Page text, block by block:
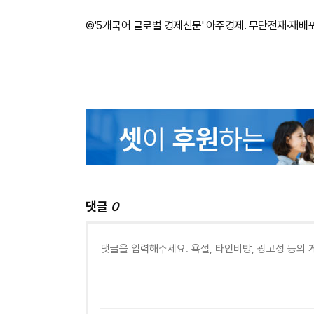
©'5개국어 글로벌 경제신문' 아주경제. 무단전재·재배
댓글 0